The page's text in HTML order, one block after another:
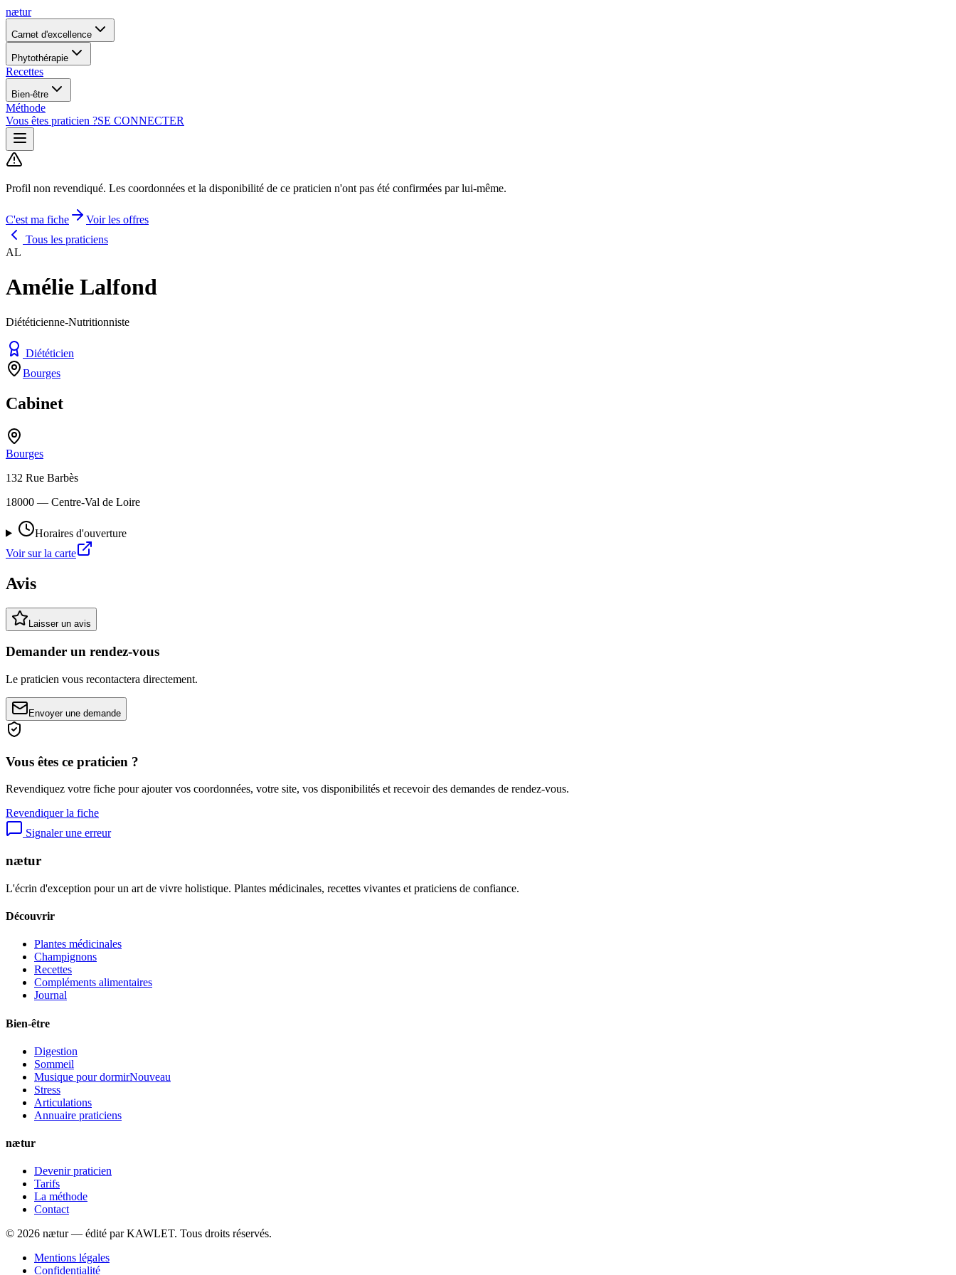
nætur
Carnet d'excellence
Phytothérapie
Recettes
Bien-être
Méthode
Vous êtes praticien ?SE CONNECTER
Profil non revendiqué. Les coordonnées et la disponibilité de ce praticien n'ont pas été confirmées par lui-même.
C'est ma fiche
Voir les offres
Tous les praticiens
AL
Amélie Lalfond
Diététicienne-Nutritionniste
Diététicien
Bourges
Cabinet
Bourges
132 Rue Barbès
18000 — Centre-Val de Loire
Horaires d'ouverture
Voir sur la carte
Avis
Laisser un avis
Demander un rendez-vous
Le praticien vous recontactera directement.
Envoyer une demande
Vous êtes ce praticien ?
Revendiquez votre fiche pour ajouter vos coordonnées, votre site, vos disponibilités et recevoir des demandes de rendez-vous.
Revendiquer la fiche
Signaler une erreur
nætur
L'écrin d'exception pour un art de vivre holistique. Plantes médicinales, recettes vivantes et praticiens de confiance.
Découvrir
Plantes médicinales
Champignons
Recettes
Compléments alimentaires
Journal
Bien-être
Digestion
Sommeil
Musique pour dormirNouveau
Stress
Articulations
Annuaire praticiens
nætur
Devenir praticien
Tarifs
La méthode
Contact
© 2026 nætur — édité par KAWLET. Tous droits réservés.
Mentions légales
Confidentialité